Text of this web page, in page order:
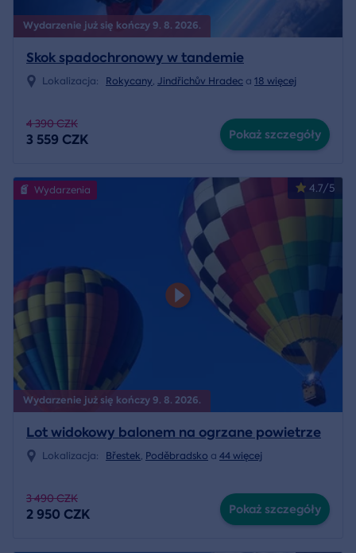
Wydarzenie już się kończy 9. 8. 2026.
Skok spadochronowy w tandemie
Lokalizacja: Rokycany, Jindřichův Hradec a 18 więcej
4 390 CZK
3 559 CZK Pokaż szczegóły
Wydarzenie już się kończy 9. 8. 2026.
4.7/5
Wydarzenia
Lot widokowy balonem na ogrzane powietrze
Lokalizacja: Břestek, Poděbradsko a 44 więcej
3 490 CZK
2 950 CZK Pokaż szczegóły